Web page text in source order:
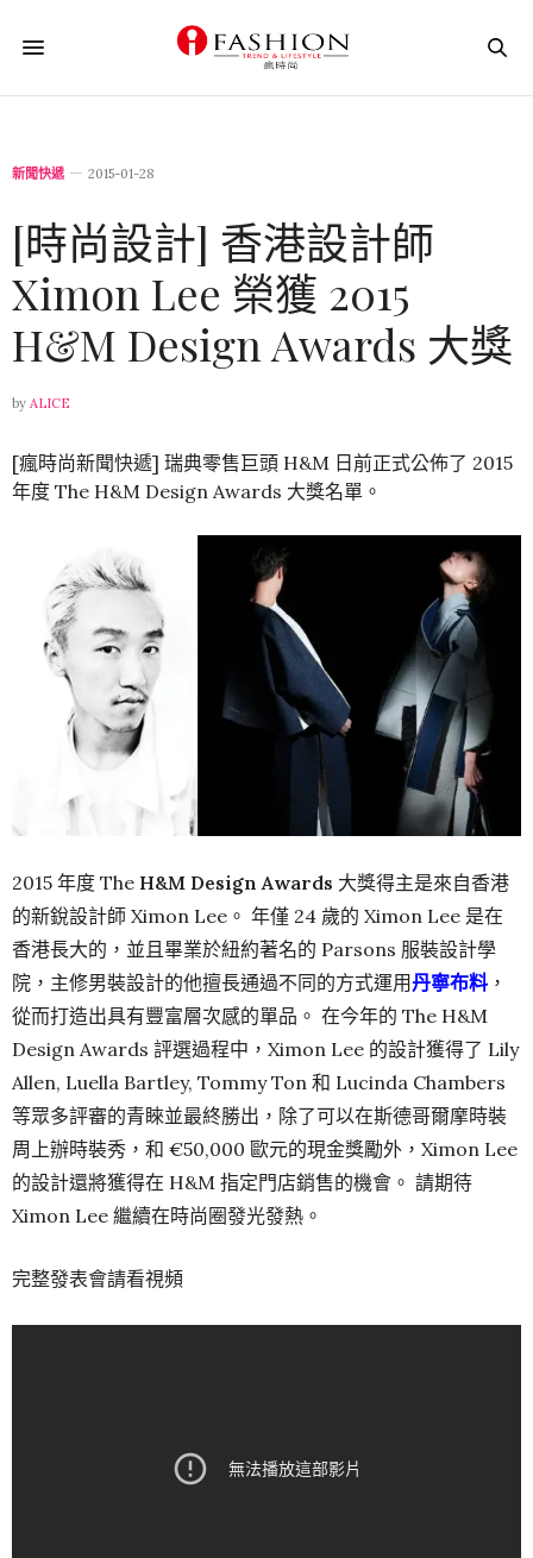
新聞快遞 2015-01-28
[時尚設計] 香港設計師
Ximon Lee 榮獲 2015
H&M Design Awards 大獎
by ALICE
[瘋時尚新聞快遞] 瑞典零售巨頭 H&M 日前正式公佈了 2015
年度 The H&M Design Awards 大獎名單。
2015 年度 The H&M Design Awards 大獎得主是來自香港
的新銳設計師 Ximon Lee。 年僅 24 歲的 Ximon Lee 是在
香港長大的，並且畢業於紐約著名的 Parsons 服裝設計學
院，主修男裝設計的他擅長通過不同的方式運用丹寧布料 ，
從而打造出具有豐富層次感的單品。 在今年的 The H&M
Design Awards 評選過程中，Ximon Lee 的設計獲得了 Lily
Allen, Luella Bartley, Tommy Ton 和 Lucinda Chambers
等眾多評審的青睞並最終勝出，除了可以在斯德哥爾摩時裝
周上辦時裝秀，和 €50,000 歐元的現金獎勵外，Ximon Lee
的設計還將獲得在 H&M 指定門店銷售的機會。 請期待
Ximon Lee 繼續在時尚圈發光發熱。
完整發表會請看視頻